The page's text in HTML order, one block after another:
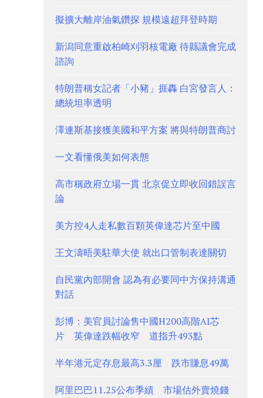
擬擴大離岸油氣鑽探 規模遠超拜登時期
新潟同意重啟柏崎刈羽核電廠 待縣議會完成
諮詢
特朗普稱女記者「小豬」捱轟 白宮發言人：
總統坦率透明
澤連斯基接獲美國和平方案 將與特朗普商討
一文看懂俄美如何表態
高市稱政府立場一貫 北京促立即收回錯誤言
論
美方控4人走私數百顆英偉達芯片至中國
王文濤晤美駐華大使 就出口管制表達關切
自民黨內部開會 認為有必要同中方保持溝通
對話
彭博：美官員討論售中國H200高階AI芯
片 英偉達跌幅收窄 道指升493點
半年港元定存息最高3.3厘 跌市賺息49萬
阿里巴巴11.25公布季績 市場估外賣燒錢